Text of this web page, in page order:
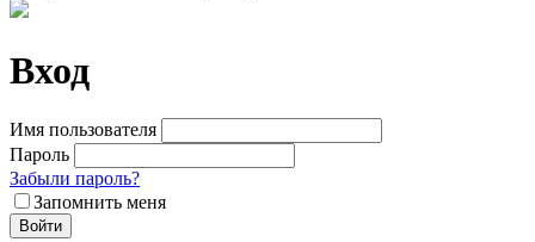
Вход
Имя пользователя
Пароль
Забыли пароль?
Запомнить меня